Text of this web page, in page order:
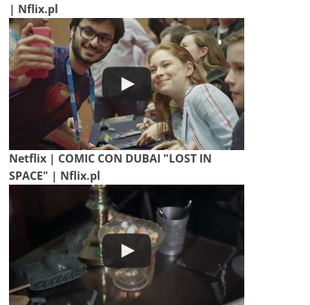
| Nflix.pl
Netflix | COMIC CON DUBAI "LOST IN
SPACE" | Nflix.pl